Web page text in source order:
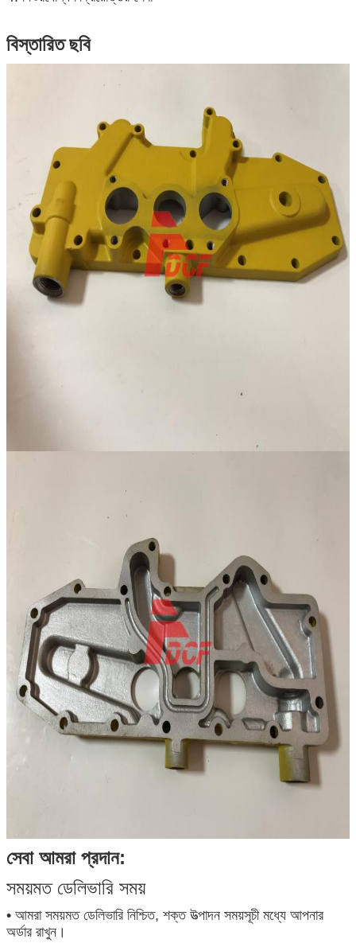
বিস্তারিত ছবি
সেবা আমরা প্রদান:
সময়মত ডেলিভারি সময়
• আমরা সময়মত ডেলিভারি নিশ্চিত, শক্ত উত্পাদন সময়সূচী মধ্যে আপনার
অর্ডার রাখুন।